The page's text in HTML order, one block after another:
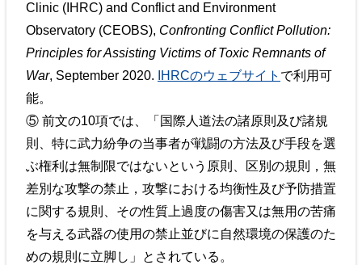
Clinic (IHRC) and Conflict and Environment
Observatory (CEOBS), Confronting Conflict Pollution:
Principles for Assisting Victims of Toxic Remnants of
War, September 2020. IHRCのウェブサイト で利用可
能。
⑤ 前文の10項では、「国際人道法の諸原則及び諸規
則、特に武力紛争の当事者が戦闘の方法及び手段を選
ぶ権利は無制限ではないという原則、区別の規則，無
差別な攻撃の禁止，攻撃における均衡性及び予防措置
に関する規則、その性質上過度の傷害又は無用の苦痛
を与える武器の使用の禁止並びに自然環境の保護のた
めの規則に立脚し」とされている。